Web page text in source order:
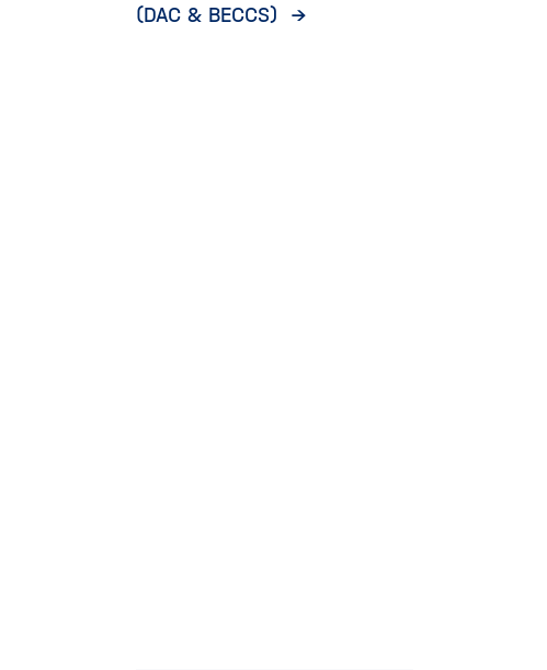
(DAC & BECCS)